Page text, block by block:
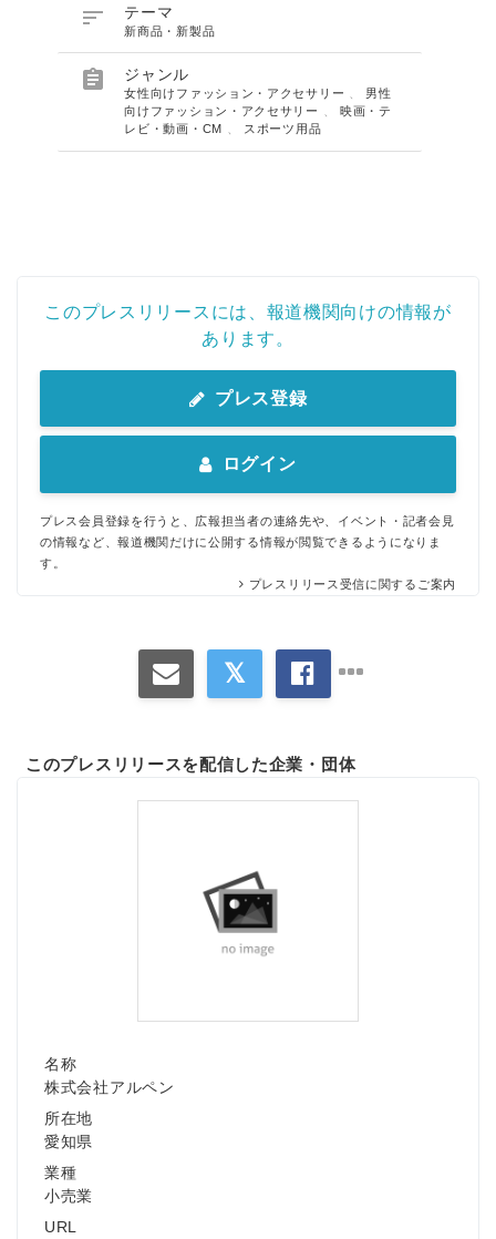
 テーマ
新商品・新製品
 ジャンル
女性向けファッション・アクセサリー
男性
向けファッション・アクセサリー
映画・テ
レビ・動画・CM
スポーツ用品
このプレスリリースには、報道機関向けの情報が
あります。
プレス登録
ログイン
プレス会員登録を行うと、広報担当者の連絡先や、イベント・記者会見
の情報など、報道機関だけに公開する情報が閲覧できるようになりま
す。
プレスリリース受信に関するご案内
このプレスリリースを配信した企業・団体
名称
株式会社アルペン
所在地
愛知県
業種
小売業
URL